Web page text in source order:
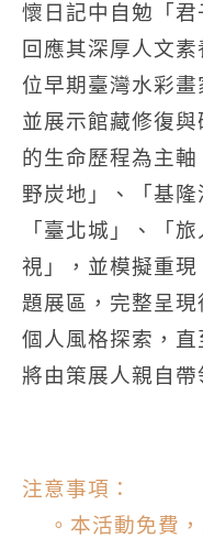
懷日記中自勉「君
回應其深厚人文
位早期臺灣水彩畫
並展示館藏修復
的生命歷程為主
野炭地」、「基隆
「臺北城」、「
視」，並模擬重
題展區，完整呈
個人風格探索，
將由策展人親自帶
注意事項：
。本活動免費，